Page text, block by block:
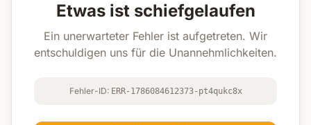
Etwas ist schiefgelaufen
Ein unerwarteter Fehler ist aufgetreten. Wir
entschuldigen uns für die Unannehmlichkeiten.
Fehler-ID: ERR-1786084612373-pt4qukc8x